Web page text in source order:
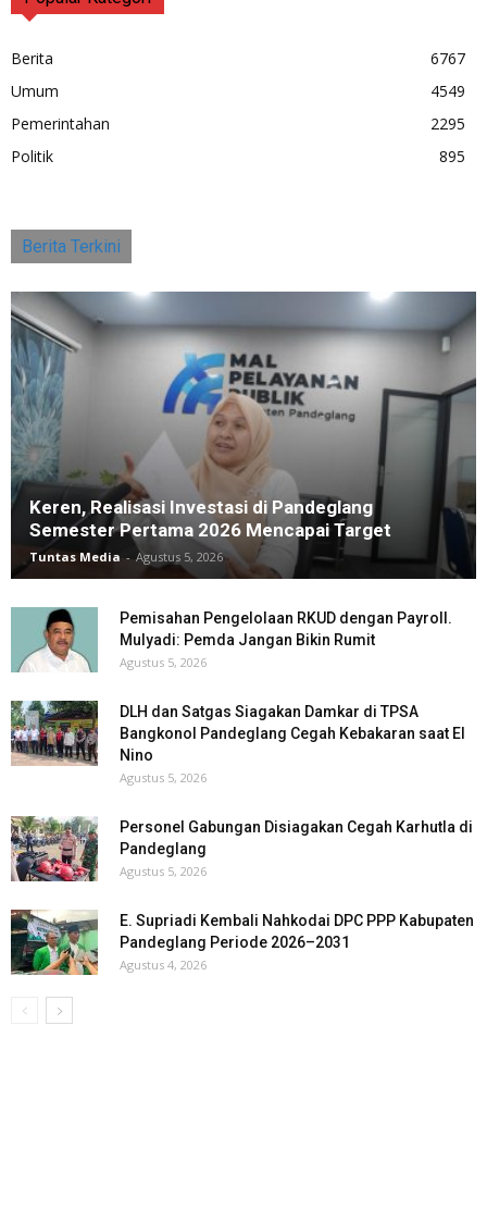
Berita
6767
Umum
4549
Pemerintahan
2295
Politik
895
Berita Terkini
Keren, Realisasi Investasi di Pandeglang
Semester Pertama 2026 Mencapai Target
Tuntas Media - Agustus 5, 2026
Pemisahan Pengelolaan RKUD dengan Payroll.
Mulyadi: Pemda Jangan Bikin Rumit
Agustus 5, 2026
DLH dan Satgas Siagakan Damkar di TPSA
Bangkonol Pandeglang Cegah Kebakaran saat El
Nino
Agustus 5, 2026
Personel Gabungan Disiagakan Cegah Karhutla di
Pandeglang
Agustus 5, 2026
E. Supriadi Kembali Nahkodai DPC PPP Kabupaten
Pandeglang Periode 2026–2031
Agustus 4, 2026